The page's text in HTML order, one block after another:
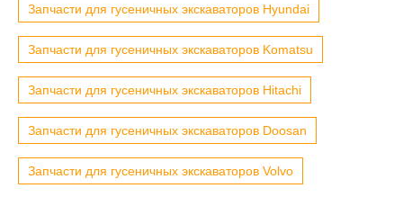
Запчасти для гусеничных экскаваторов Hyundai
Запчасти для гусеничных экскаваторов Komatsu
Запчасти для гусеничных экскаваторов Hitachi
Запчасти для гусеничных экскаваторов Doosan
Запчасти для гусеничных экскаваторов Volvo